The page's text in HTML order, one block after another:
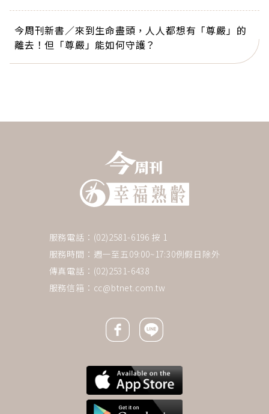
今周刊新書／來到生命盡頭，人人都想有「尊嚴」的
離去！但「尊嚴」能如何守護？
服務電話：(02)2581-6196 按 1
服務時間：週一至五09:00~17:30例假日除外
傳真電話：(02)2531-6438
服務信箱： cc@btnet.com.tw
Facebook icon
Line icon